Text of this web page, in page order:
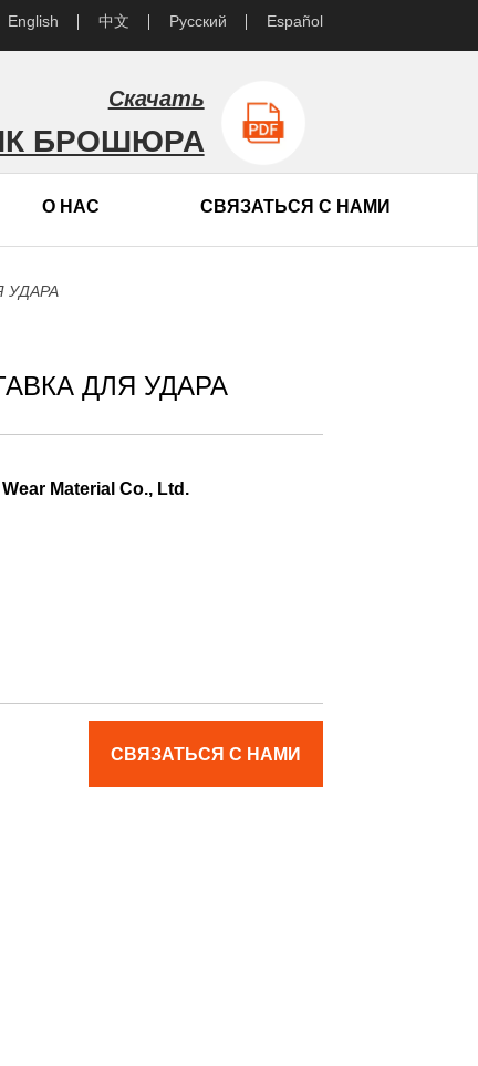
English 中文 Русский Español
Скачать
БРОШЮРА
О НАС СВЯЗАТЬСЯ С НАМИ
УДАРА
ДЛЯ УДАРА
Material Co., Ltd.
СВЯЗАТЬСЯ С НАМИ